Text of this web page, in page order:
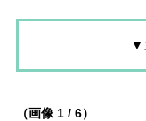
▼
（画像 1 / 6）